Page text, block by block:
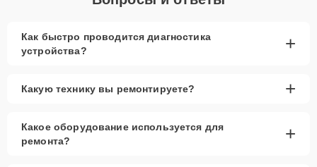
Как быстро проводится диагностика
устройства?
+
Какую технику вы ремонтируете? +
Какое оборудование используется для
ремонта?
+